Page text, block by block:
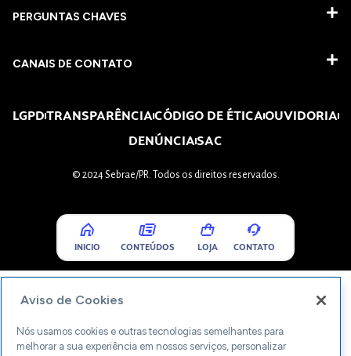
PERGUNTAS CHAVES​
CANAIS DE CONTATO
LGPDTRANSPARÊNCIACÓDIGO DE ÉTICAOUVIDORIA
DENÚNCIASAC
© 2024 Sebrae/PR. Todos os direitos reservados.
INICIO CONTEÚDOS LOJA CONTATO
Aviso de Cookies
Nós usamos cookies e outras tecnologias semelhantes para
melhorar a sua experiência em nossos serviços, personalizar